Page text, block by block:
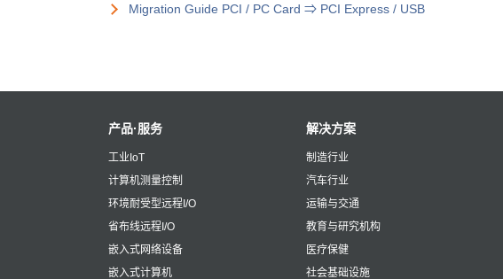
Migration Guide PCI / PC Card ⇒ PCI Express / USB
产品·服务
工业IoT
计算机测量控制
环境耐受型远程I/O
省布线远程I/O
嵌入式网络设备
嵌入式计算机
解决方案
制造行业
汽车行业
运输与交通
教育与研究机构
医疗保健
社会基础设施